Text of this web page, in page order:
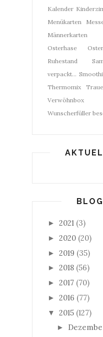
Kalender
Menükarten
Männerkarten
Osterhase
Ruhestand
verpackt...
Thermomix
Verwöhnbox
Wunscherfüller
► 2021 (3)
► 2020 (20)
► 2019 (35)
► 2018 (56)
► 2017 (70)
► 2016 (77)
▼ 2015 (127)
►